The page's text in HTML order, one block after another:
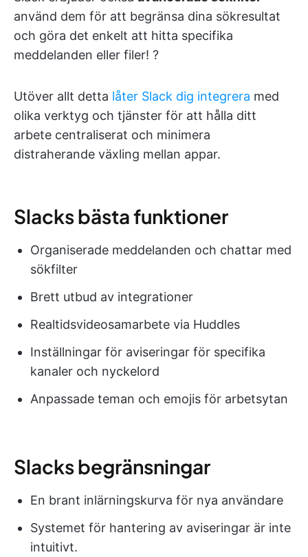
använd dem för att begränsa dina sökresultat
och göra det enkelt att hitta specifika
meddelanden eller filer! ?
Utöver allt detta låter Slack dig integrera med
olika verktyg och tjänster för att hålla ditt
arbete centraliserat och minimera
distraherande växling mellan appar.
Slacks bästa funktioner
Organiserade meddelanden och chattar med
sökfilter
Brett utbud av integrationer
Realtidsvideosamarbete via Huddles
Inställningar för aviseringar för specifika
kanaler och nyckelord
Anpassade teman och emojis för arbetsytan
Slacks begränsningar
En brant inlärningskurva för nya användare
Systemet för hantering av aviseringar är inte
intuitivt.